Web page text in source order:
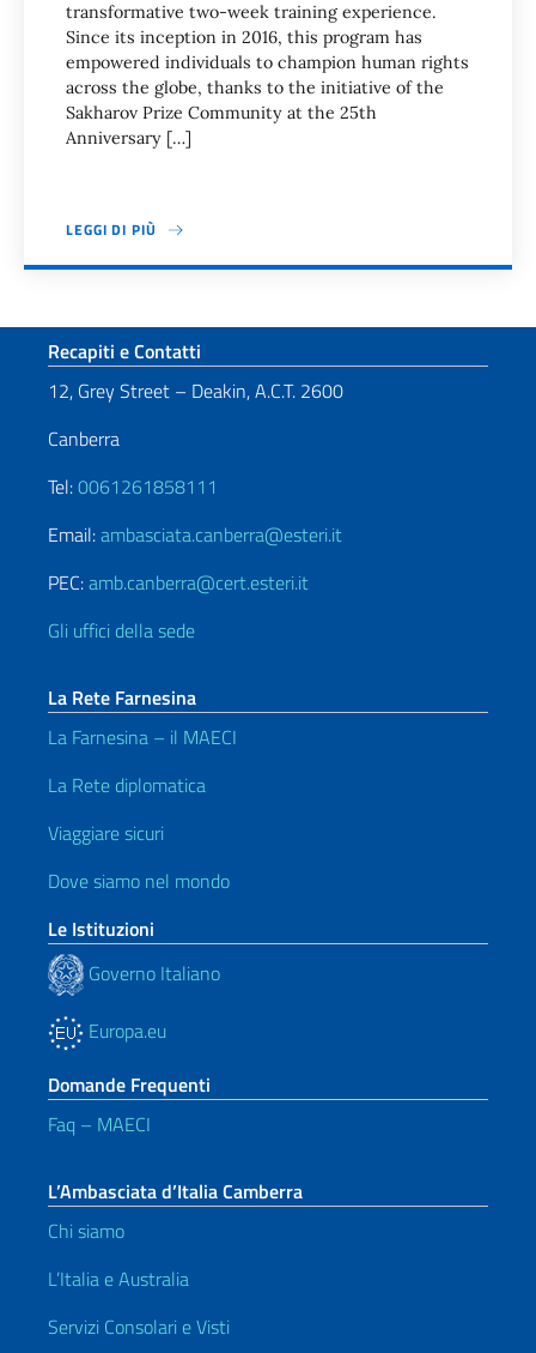
transformative two-week training experience.
Since its inception in 2016, this program has
empowered individuals to champion human rights
across the globe, thanks to the initiative of the
Sakharov Prize Community at the 25th
Anniversary […]
LEGGI DI PIÙ
Paginazione
Sezione footer
Recapiti e Contatti
12, Grey Street – Deakin, A.C.T. 2600
Canberra
Tel:0061261858111
Email:ambasciata.canberra@esteri.it
PEC:amb.canberra@cert.esteri.it
Gli uffici della sede
La Rete Farnesina
La Farnesina – il MAECI
La Rete diplomatica
Viaggiare sicuri
Dove siamo nel mondo
Le Istituzioni
Governo Italiano
Europa.eu
Domande Frequenti
Faq – MAECI
L’Ambasciata d’Italia Camberra
Chi siamo
L’Italia e Australia
Servizi Consolari e Visti